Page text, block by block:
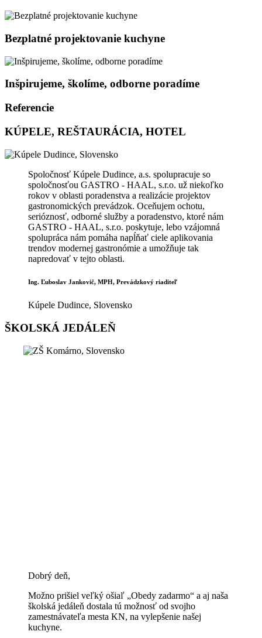
Bezplatné projektovanie kuchyne
Inšpirujeme, školíme, odborne poradíme
Referencie
KÚPELE, REŠTAURÁCIA, HOTEL
Spoločnosť Kúpele Dudince, a.s. spolupracuje so
spoločnosťou GASTRO - HAAL, s.r.o. už niekoľko
rokov v oblasti poradenstva a realizácie projektov
gastronomických prevádzok. Oceňujem ochotu,
serióznosť, odborné služby a poradenstvo, ktoré nám
GASTRO - HAAL, s.r.o. poskytuje, lebo vzájomná
spolupráca nám pomáha napĺňať ciele aplikovania
trendov modernej gastronómie a umožňuje tak
napredovať v tejto oblasti.
Ing. Ľuboslav Jankovič, MPH, Prevádzkový riaditeľ
Kúpele Dudince, Slovensko
ŠKOLSKÁ JEDÁLEŇ
Dobrý deň,
Možno prišiel veľký ošiaľ „Obedy zadarmo“ a aj naša
školská jedáleň dostala tú možnosť od svojho
zamestnávateľa mesta KN, na vylepšenie našej
kuchyne.